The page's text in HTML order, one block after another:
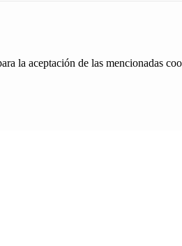
la aceptación de las mencionadas